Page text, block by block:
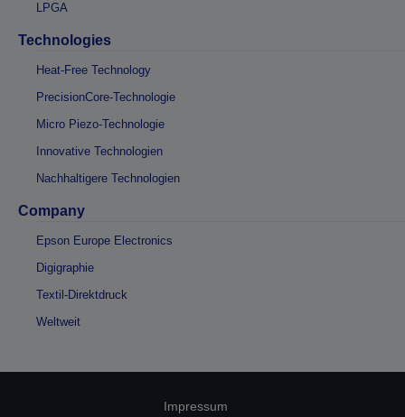
LPGA
Technologies
Heat-Free Technology
PrecisionCore-Technologie
Micro Piezo-Technologie
Innovative Technologien
Nachhaltigere Technologien
Company
Epson Europe Electronics
Digigraphie
Textil-Direktdruck
Weltweit
Impressum